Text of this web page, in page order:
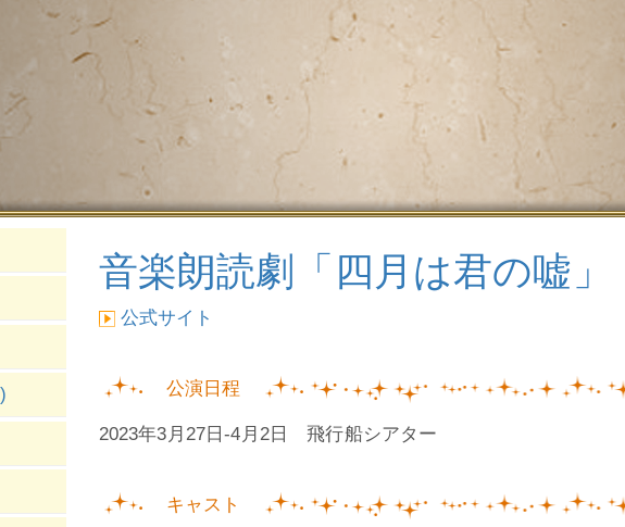
音楽朗読劇「四月は君の嘘」
公式サイト
公演日程
2023年3月27日-4月2日 飛行船シアター
キャスト